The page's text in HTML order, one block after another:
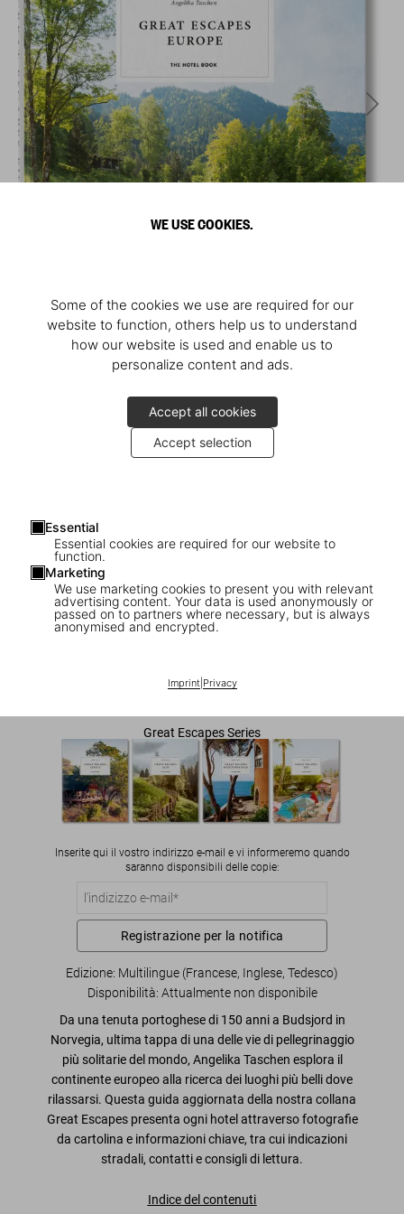
WE USE COOKIES.
Some of the cookies we use are required for our
website to function, others help us to understand
how our website is used and enable us to
personalize content and ads.
Accept all cookies
Accept selection
Essential
Essential cookies are required for our website to
function.
Marketing
We use marketing cookies to present you with relevant
advertising content. Your data is used anonymously or
passed on to partners where necessary, but is always
anonymised and encrypted.
Imprint| Privacy
1/7
US$ 60
Great Escapes Series
Inserite qui il vostro indirizzo e-mail e vi informeremo quando
saranno disponsibili delle copie:
Registrazione per la notifica
Edizione: Multilingue (Francese, Inglese, Tedesco)
Disponibilità: Attualmente non disponibile
Da una tenuta portoghese di 150 anni a Budsjord in
Norvegia, ultima tappa di una delle vie di pellegrinaggio
più solitarie del mondo, Angelika Taschen esplora il
continente europeo alla ricerca dei luoghi più belli dove
rilassarsi. Questa guida aggiornata della nostra collana
Great Escapes presenta ogni hotel attraverso fotografie
da cartolina e informazioni chiave, tra cui indicazioni
stradali, contatti e consigli di lettura.
Indice del contenuti